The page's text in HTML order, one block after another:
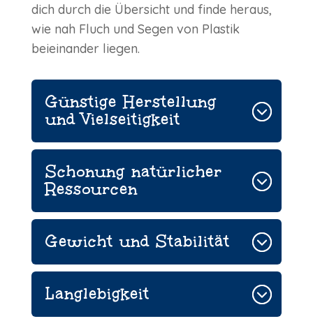
dich durch die Übersicht und finde heraus,
wie nah Fluch und Segen von Plastik
beieinander liegen.
Günstige Herstellung
und Vielseitigkeit
Schonung natürlicher
Ressourcen
Gewicht und Stabilität
Langlebigkeit